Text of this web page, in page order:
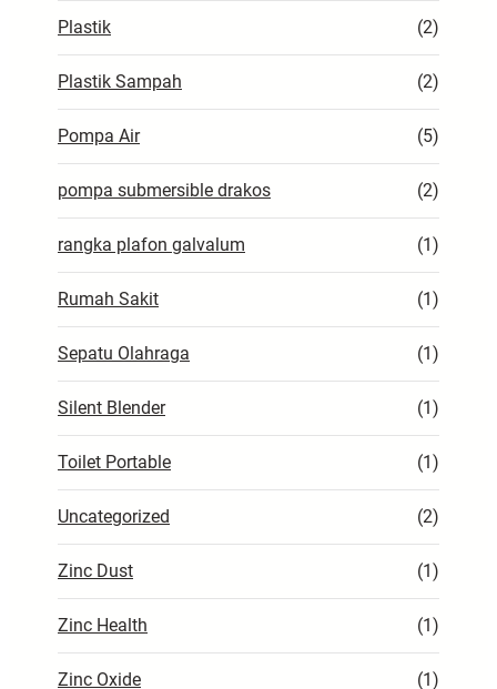
Plastik (2)
Plastik Sampah (2)
Pompa Air (5)
pompa submersible drakos (2)
rangka plafon galvalum (1)
Rumah Sakit (1)
Sepatu Olahraga (1)
Silent Blender (1)
Toilet Portable (1)
Uncategorized (2)
Zinc Dust (1)
Zinc Health (1)
Zinc Oxide (1)